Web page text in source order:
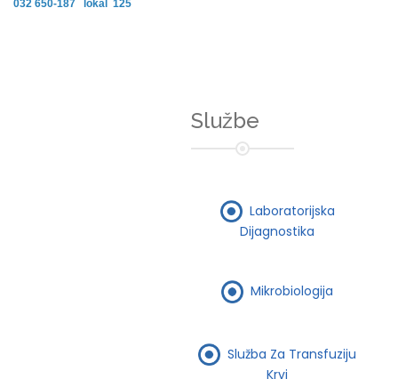
032 650-187 lokal 125
Službe
Laboratorijska
Dijagnostika
Mikrobiologija
Služba Za Transfuziju
Krvi